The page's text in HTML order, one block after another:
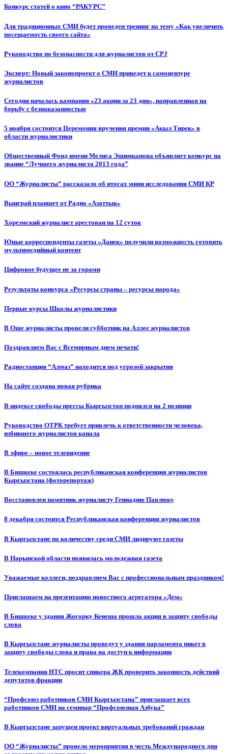
Конкурс статей о кино “РАКУРС”
Для традиционных СМИ будет проведен тренинг на тему «Как увеличить
посещаемость своего сайта»
Руководство по безопасности для журналистов от CPJ
Эксперт: Новый законопроект о СМИ приведет к самоцензуре
журналистов
Сегодня началась кампания «23 акции за 23 дня», направленная на
борьбу с безнаказанностью
5 ноября состоится Церемония вручения премии «Акыл Тирек» в
области журналистики
Общественный Фонд имени Мелиса Эшимканова объявляет конкурс на
звание “Лучшего журналиста 2013 года”
ОО “Журналисты” рассказало об итогах мини исследования СМИ КР
Выиграй планшет от Радио «Азаттык»
Хорезмский журналист арестован на 12 суток
Юные корреспонденты газеты «Данек» получили возможность готовить
мультимедийный контент
Цифровое будущее не за горами
Результаты конкурса «Ресурсы страны – ресурсы народа»
Первые курсы Школы журналистики
В Оше журналисты провели субботник на Аллее журналистов
Поздравляем Вас с Всемирным днем печати!
Радиостанция “Алмаз” находится под угрозой закрытия
На сайте создана новая рубрика
В индексе свободы прессы Кыргызстан поднялся на 2 позиции
Руководство ОТРК требует привлечь к ответственности человека,
избившего журналистов канала
В эфире – новое телевидение
В Бишкеке состоялась республиканская конференция журналистов
Кыргызстана (фоторепортаж)
Восстановлен памятник журналисту Геннадию Павлюку
8 декабря состоится Республиканская конференция журналистов
В Кыргызстане по количеству среди СМИ лидируют газеты
В Нарынской области появилась молодежная газета
Уважаемые коллеги, поздравляем Вас с профессиональным праздником!
Приглашаем на презентацию новостного агрегатора «Дем»
В Бишкеке у здания Жогорку Кенеша прошла акция в защиту свободы
слова
В Кыргызстане журналисты проведут у здания парламента пикет в
защиту свободы слова и права на доступ к информации
Телекомпания НТС просит спикера ЖК проверить законность действий
депутатов фракции
“Профсоюз работников СМИ Кыргызстана” приглашает всех
работников СМИ на семинар “Профсоюзная Азбука”
В Кыргызстане запущен проект виртуальных требований граждан
ОО “Журналисты” провело мероприятия в честь Международного дня